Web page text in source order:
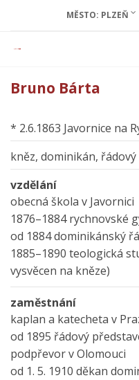
MĚSTO: PLZEŇ
Bruno Bárta
* 2.6.1863 Javornice na
kněz, dominikán,
vzdělání
obecná škola v Javornici
1876–1884 rychnovské
od 1884 dominikánský
1885–1890 teologická
vysvěcen na kněze)
zaměstnání
kaplan a katecheta v
od 1895 řádový
podpřevor v Olomouci
od 1. 5. 1910 děkan